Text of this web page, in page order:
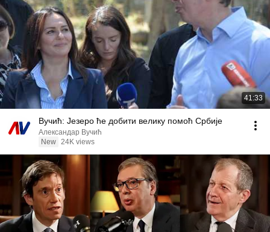
41:33
Вучић: Језеро ће добити велику помоћ Србије
Александар Вучић
New 24K views